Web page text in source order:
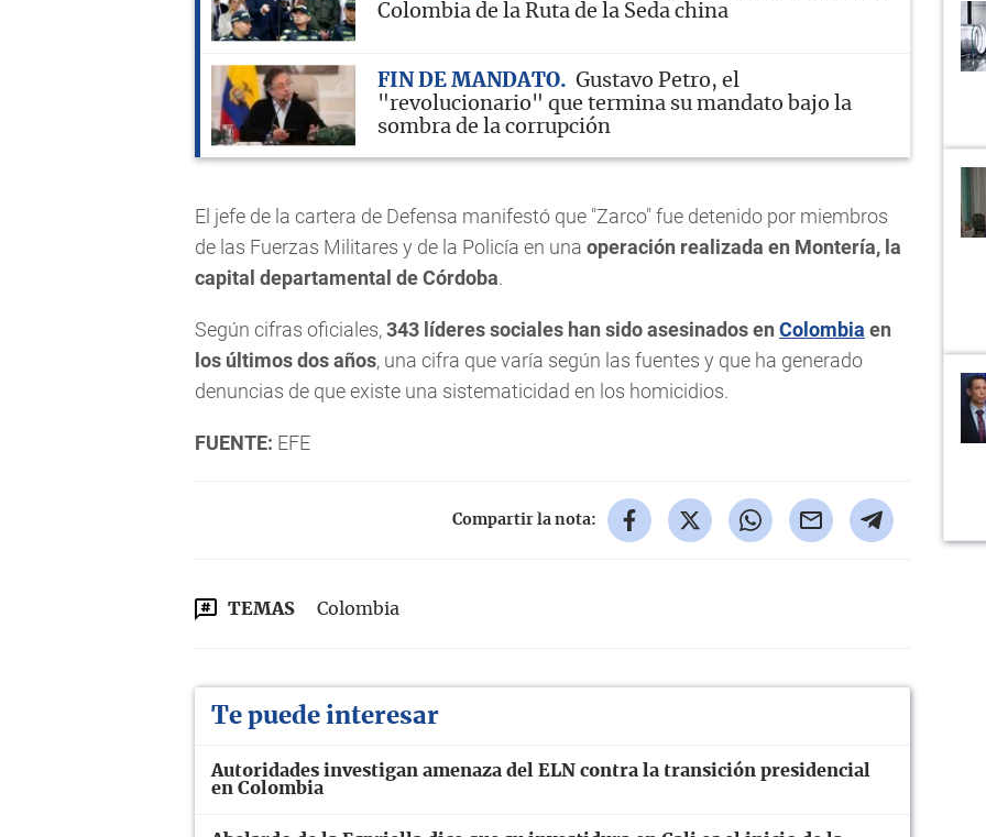
Colombia de la Ruta de la Seda china
FIN DE MANDATO
Gustavo Petro, el
"revolucionario" que termina su mandato bajo la
sombra de la corrupción
El jefe de la cartera de Defensa manifestó que "Zarco" fue detenido por miembros
de las Fuerzas Militares y de la Policía en una operación realizada en Montería, la
capital departamental de Córdoba.
Según cifras oficiales,343 líderes sociales han sido asesinados en Colombia en
los últimos dos años, una cifra que varía según las fuentes y que ha generado
denuncias de que existe una sistematicidad en los homicidios.
FUENTE: EFE
Compartir la nota:
TEMAS Colombia
Te puede interesar
Autoridades investigan amenaza del ELN contra la transición presidencial
en Colombia